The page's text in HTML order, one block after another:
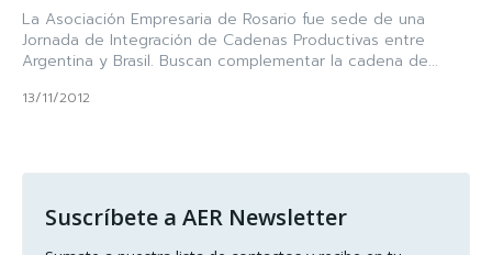
La Asociación Empresaria de Rosario fue sede de una
Jornada de Integración de Cadenas Productivas entre
Argentina y Brasil. Buscan complementar la cadena de...
13/11/2012
Suscríbete a AER Newsletter